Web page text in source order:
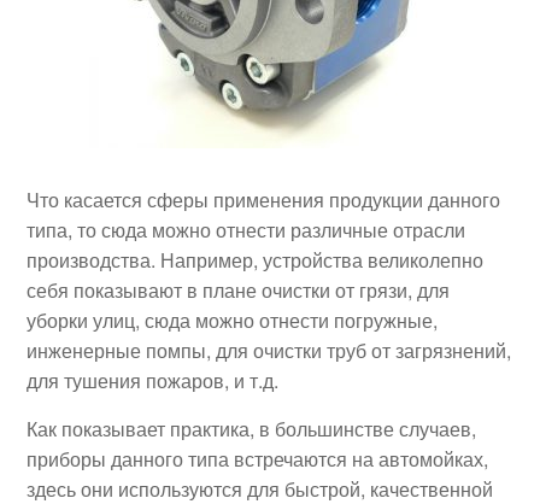
Что касается сферы применения продукции данного
типа, то сюда можно отнести различные отрасли
производства. Например, устройства великолепно
себя показывают в плане очистки от грязи, для
уборки улиц, сюда можно отнести погружные,
инженерные помпы, для очистки труб от загрязнений,
для тушения пожаров, и т.д.
Как показывает практика, в большинстве случаев,
приборы данного типа встречаются на автомойках,
здесь они используются для быстрой, качественной